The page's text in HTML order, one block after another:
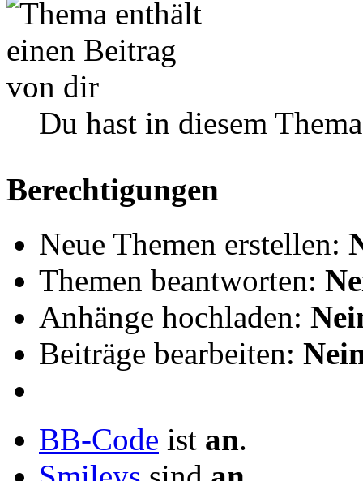
Du hast in diesem
Berechtigungen
Neue Themen erstellen:
Themen beantworten:
Anhänge hochladen:
Beiträge bearbeiten:
BB-Code ist an.